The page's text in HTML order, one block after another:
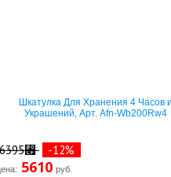
Шкатулка Для Хранения 4 Часов и
Украшений, Арт. Afn-Wb200Rw4
-12%
5610 руб.